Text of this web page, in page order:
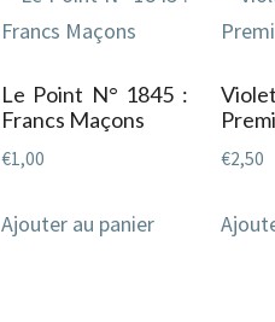
Le Point N° 1845 :
Francs Maçons
€1,00
Ajouter au panier
€2,50